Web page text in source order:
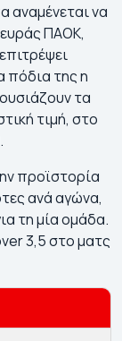
αναμένεται να
ΠΑΟΚ,
πόδια της η
τα
τιμή, στο
προϊστορία
ανά αγώνα,
τη μία ομάδα.
3,5 στο ματς